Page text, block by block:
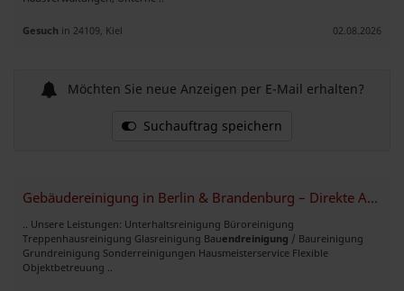
Gesuch in 24109, Kiel 02.08.2026
Möchten Sie neue Anzeigen per E-Mail erhalten?
Suchauftrag speichern
Gebäudereinigung in Berlin & Brandenburg – Direkte Aufträge und Nachun
.. Unsere Leistungen: Unterhaltsreinigung Büroreinigung
Treppenhausreinigung Glasreinigung Bauendreinigung / Baureinigung
Grundreinigung Sonderreinigungen Hausmeisterservice Flexible
Objektbetreuung ..